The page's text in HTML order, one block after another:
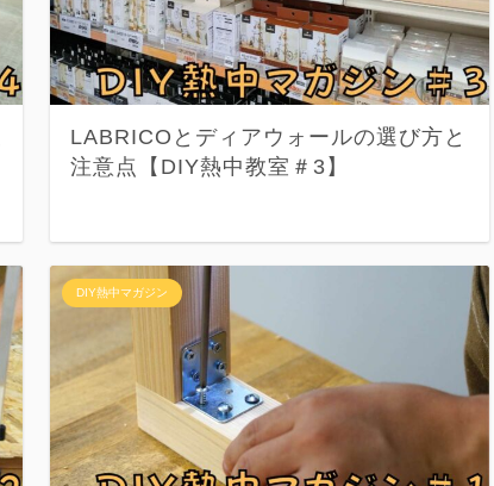
LABRICOとディアウォールの選び方と
注意点【DIY熱中教室＃3】
DIY熱中マガジン